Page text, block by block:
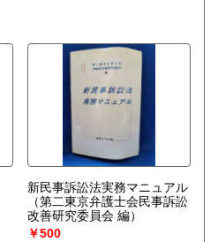
新民事訴訟法実務マニュアル
（第二東京弁護士会民事訴訟
改善研究委員会 編）
￥500